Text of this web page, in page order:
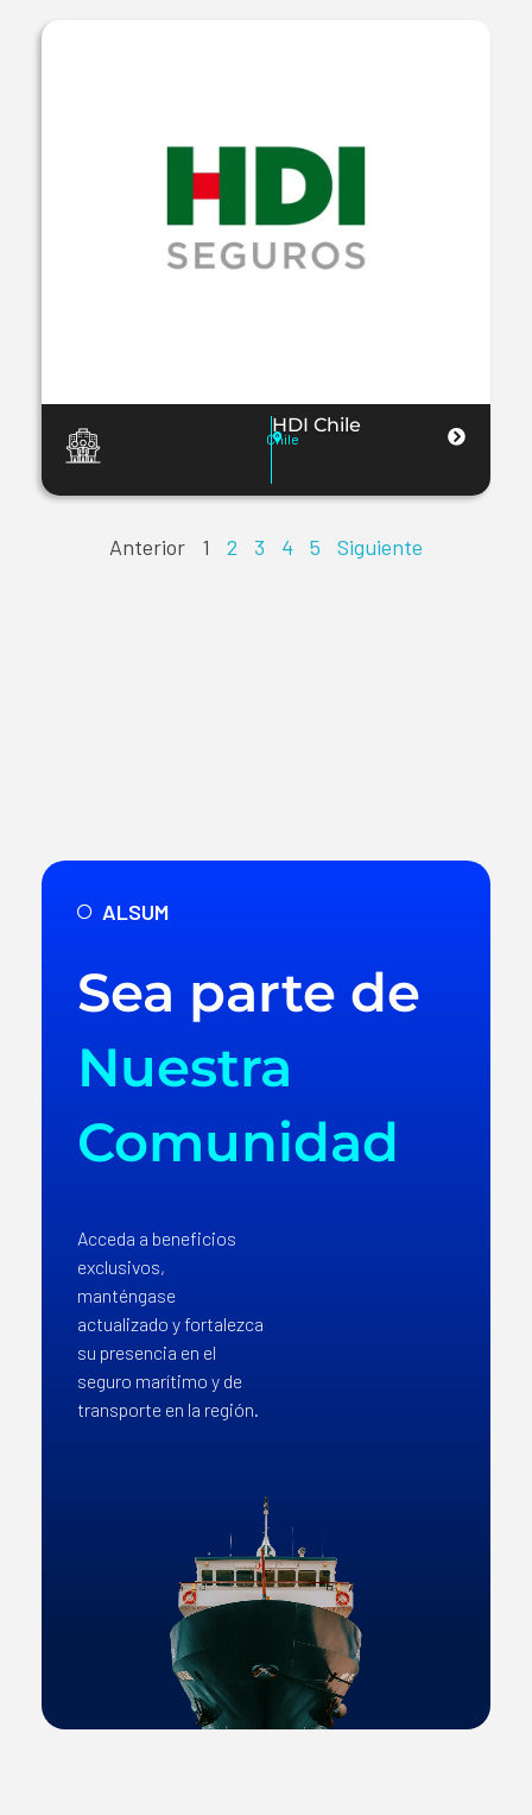
HDI Chile
Chile
Anterior 1 2 3 4 5 Siguiente
ALSUM
Sea parte de
Nuestra
Comunidad
Acceda a beneficios
exclusivos,
manténgase
actualizado y fortalezca
su presencia en el
seguro marítimo y de
transporte en la región.